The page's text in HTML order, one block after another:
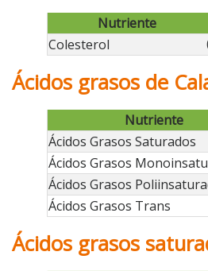
Nutriente
Colesterol
Ácidos grasos de
Nutriente
Ácidos Grasos Saturados
Ácidos Grasos
Ácidos Grasos
Ácidos Grasos Trans
Ácidos grasos